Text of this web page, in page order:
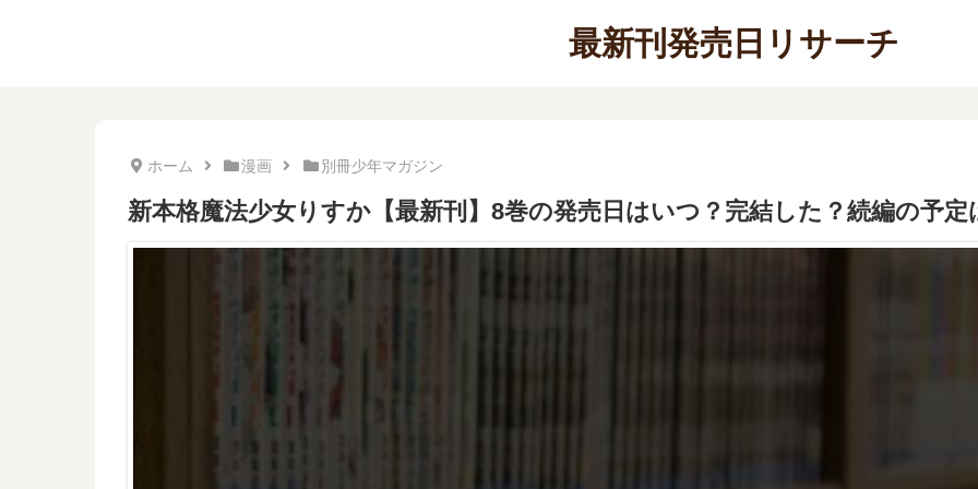
最新刊発売日リサーチ
ホーム 漫画 別冊少年マガジン
新本格魔法少女りすか【最新刊】8巻の発売日はいつ？完結した？続編の予定